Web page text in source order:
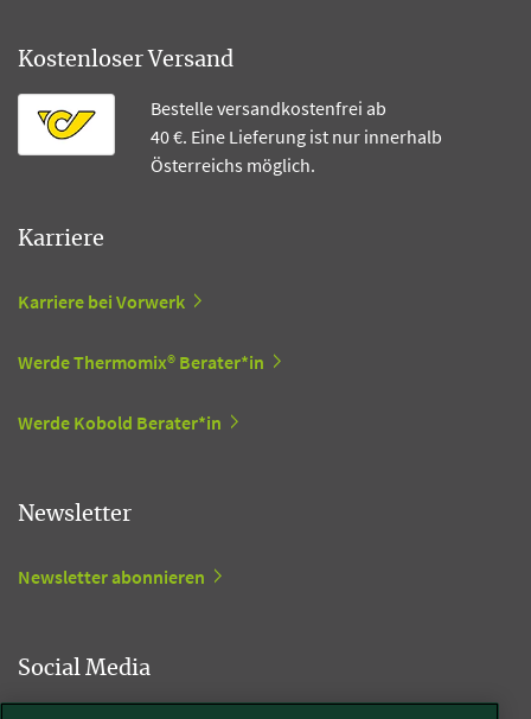
Kostenloser Versand
Bestelle versandkostenfrei ab
40 €. Eine Lieferung ist nur innerhalb
Österreichs möglich.
Karriere
Karriere bei Vorwerk
Werde Thermomix® Berater*in
Werde Kobold Berater*in
Newsletter
Newsletter abonnieren
Social Media